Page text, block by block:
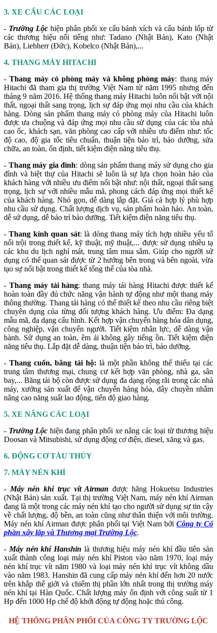
3. XE CẨU CÁC LOẠI
- Trường Lộchiện phân phối xe cẩu bánh xích và cẩu bánh lốp từ
các thương hiệu nổi tiếng như: Tadano (Nhật Bản), Kato (Nhật
Bản), Liebherr (Đức), Kobelco (Nhật Bản),...
4. THANG MÁY HITACHI
-Thang máy có phòng máy và không phòng máy: thang máy
Hitachi đã tham gia thị trường Việt Nam từ năm 1995 nhưng đến
tháng 9 năm 2016. Hệ thống thang máy Hitachi luôn nổi bật với nội
thất, ngoại thất sang trọng, lịch sự đáp ứng mọi nhu cầu của khách
hàng. Dòng sản phẩm thang máy có phòng máy của Hitachi luôn
được ưa chuộng và đáp ứng mọi nhu cầu sử dụng của các tòa nhà
cao ốc, khách sạn, văn phòng cao cấp với nhiều ưu điểm như: tốc
độ cao, độ gia tốc tiêu chuẩn, thuận tiện bảo trì, bảo dưỡng, sửa
chữa, an toàn, ổn định, tiết kiệm điện năng tiêu thụ.
- Thang máy gia đình: dòng sản phẩm thang máy sử dụng cho gia
đình và biệt thự của Hitachi sẽ luôn là sự lựa chọn hoàn hảo của
khách hàng với nhiều ưu điểm nổi bật như: nội thất, ngoại thất sang
trọng, lịch sự với nhiều mẫu mã, phong cách đáp ứng mọi thiết kế
của khách hàng. Nhỏ gọn, dễ dàng lắp đặt. Giá cả hợp lý phù hợp
nhu cầu sử dụng. Chất lượng dịch vụ, sản phẩm hoàn hảo. An toàn,
dễ sử dụng, dễ bảo trì bảo dưỡng. Tiết kiệm điện năng tiêu thụ.
-Thang kính quan sát: là dòng thang máy tích hợp nhiều yếu tố
nổi trội trong thiết kế, kỹ thuật, mỹ thuật,... được sử dụng nhiều tạ
các khu du lịch nghỉ mát, trung tâm mua sắm. Giúp cho người sử
dụng có thể quan sát được từ 2 hướng bên trong và bên ngoài, vừa
tạo sự nổi bật trong thiết kế tổng thể của tòa nhà.
- Thang máy tải hàng: thang máy tải hàng Hitachi được thiết kế
hoàn toàn đầy đủ chức năng vận hành tự động như một thang máy
thông thường. Thang tải hàng có thể thiết kế theo nhu cầu riêng biệt
chuyên dụng của từng đối tượng khách hàng. Ưu điểm: Đa dạng
mẫu mã, đa dạng cấu hình. Kết hợp vận chuyển hàng hóa dân dụng,
công nghiệp, vận chuyển người. Tiết kiệm nhân lực, dễ dàng vận
hành. Sử dụng an toàn, êm ái không gây tiếng ồn. Tiết kiệm điện
năng tiêu thụ. Lắp đặt dễ dàng, thuận tiện bảo trì, bảo dưỡng.
-Thang cuốn, băng tải hộ: là một phần không thể thiếu tại các
trung tâm thương mại, chung cư kết hợp văn phòng, nhà ga, sân
bay,... Băng tải bộ còn được sử dụng đa dạng rộng rãi trong các nhà
máy, xưởng sản xuất để vận chuyển hàng hóa, dây chuyền nhằm
nâng cao năng suất lao động, tiến độ giao hàng.
5. XE NÂNG CÁC LOẠI
- Trường Lộc hiện đang phân phối xe nâng các loại từ thương hiệu
Doosan và Mitsubishi, sử dụng động cơ điện, diesel, xăng và gas.
6. ĐỘNG CƠ TÀU THỦY
7. MÁY NÉN KHÍ
- Máy nén khí trục vít Airman được hãng Hokuetsu Industries
(Nhật Bản) sản xuất. Tại thị trường Việt Nam, máy nén khí Airman
đang là một trong các máy nén khí tạo cho người sử dụng sự tin cậy
về chất lượng, độ bền, an toàn cũng như thân thiện với môi trường.
Máy nén khí Airman được phân phối tại Việt Nam bởiCông ty Cổ
phần xây lắp và Thương mại Trường Lộc.
- Máy nén khí Hanshin là thương hiệu máy nén khí đầu tiên sản
xuất thành công loại máy nén khí Piston vào năm 1970, loại máy
nén khí trục vít năm 1980 và loại máy nén khí trục vít không dầu
vào năm 1983. Hanshin đã cung cấp máy nén khí đến hơn 20 nước
trên khắp thế giới và chiếm thị phần lớn nhất trong thị trường máy
nén khí tại Hàn Quốc. Chất lượng máy ổn định với công suất từ 1
Hp đến 1000 Hp chế độ khởi động tự động hoặc thủ công.
HỆ THỐNG PHÂN PHỐI CỦA CÔNG TY TRƯỜNG LỘC